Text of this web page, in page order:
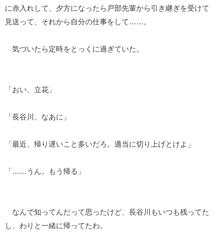
に赤入れして、夕方になったら戸部先輩から引き継ぎを受けて
見送って、それから自分の仕事をして……。
気づいたら定時をとっくに過ぎていた。
「おい、立花」
「長谷川、なあに」
「最近、帰り遅いこと多いだろ。適当に切り上げとけよ」
「……うん。もう帰る」
なんで知ってんだって思ったけど、長谷川もいつも残ってた
し、わりと一緒に帰ってたわ。